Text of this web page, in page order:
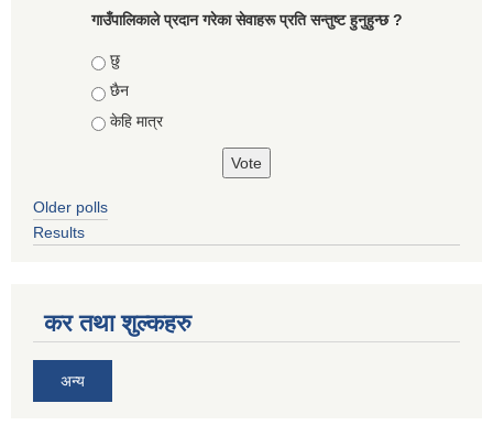
गाउँपालिकाले प्रदान गरेका सेवाहरू प्रति सन्तुष्ट हुनुहुन्छ ?
Choices
छु
छैन
केहि मात्र
Older polls
Results
कर तथा शुल्कहरु
अन्य